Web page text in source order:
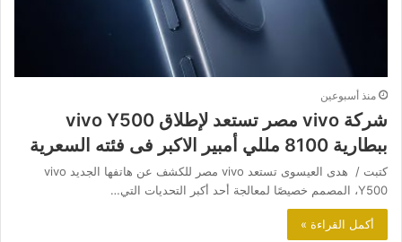
منذ أسبوعين
شركة vivo مصر تستعد لإطلاق vivo Y500
ببطارية 8100 مللي أمبير الاكبر فى فئته السعرية
كتبت / هدى العيسوى تستعد vivo مصر للكشف عن هاتفها الجديد vivo
Y500، المصمم خصيصًا لمعالجة أحد أكبر التحديات التي…
أكمل القراءة »